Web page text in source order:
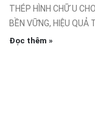
THÉP HÌNH CHỮ U
BỀN VỮNG, HIỆU
Đọc thêm »